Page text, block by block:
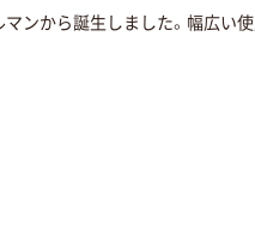
ンから誕生しました。幅広い